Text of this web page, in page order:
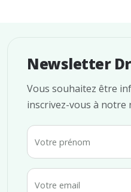
Newsletter
Vous souhaitez être
inscrivez-vous à notre
Votre prénom
Votre email